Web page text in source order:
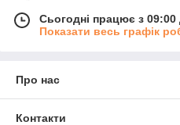
Сьогодні працює з 09:00
Показати весь графік
Про нас
Контакти